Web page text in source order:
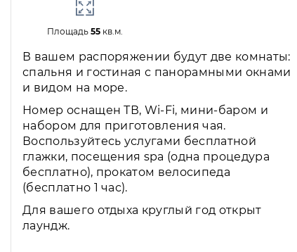
Площадь 55кв.м.
В вашем распоряжении будут две комнаты:
спальня и гостиная с панорамными окнами
и видом на море.
Номер оснащен ТВ, Wi-Fi, мини-баром и
набором для приготовления чая.
Воспользуйтесь услугами бесплатной
глажки, посещения spa (одна процедура
бесплатно), прокатом велосипеда
(бесплатно 1 час).
Для вашего отдыха круглый год открыт
лаундж.